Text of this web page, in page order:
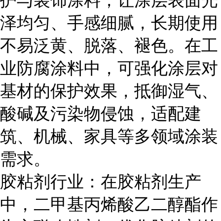
泽均匀、手感细腻，长期使用
不易泛黄、脱落、褪色。在工
业防腐涂料中，可强化涂层对
基材的保护效果，抵御湿气、
酸碱及污染物侵蚀，适配建
筑、机械、家具等多领域涂装
需求。
胶粘剂行业：在胶粘剂生产
中，二甲基丙烯酸乙二醇酯作